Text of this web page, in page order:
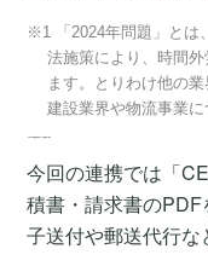
※1 「2024年問題」とは
法施策により、時間
ます。とりわけ他の
建設業界や物流事業に
今回の連携では「
積書・請求書の
子送付や郵送代行な